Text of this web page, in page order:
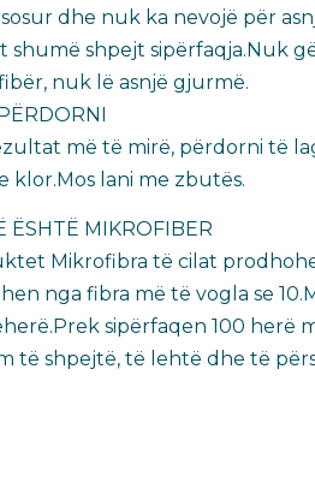
dhe nuk ka nevojë për
shumë shpejt sipërfaqja.Nuk
nuk lë asnjë gjurmë.
më të mirë, përdorni të
klor.Mos lani me zbutës.
ËSHTË MIKROFIBER
Mikrofibra të cilat
nga fibra më të vogla se
sipërfaqen 100 herë
të shpejtë, të lehtë dhe të